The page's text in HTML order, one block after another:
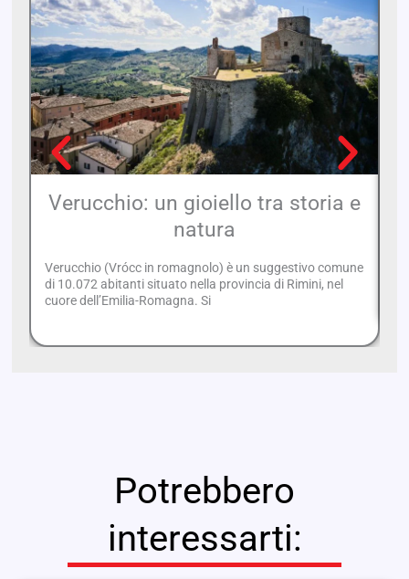
Verucchio: un gioiello tra storia e
natura
Verucchio (Vrócc in romagnolo) è un suggestivo comune
di 10.072 abitanti situato nella provincia di Rimini, nel
cuore dell’Emilia-Romagna. Si
Potrebbero
interessarti: